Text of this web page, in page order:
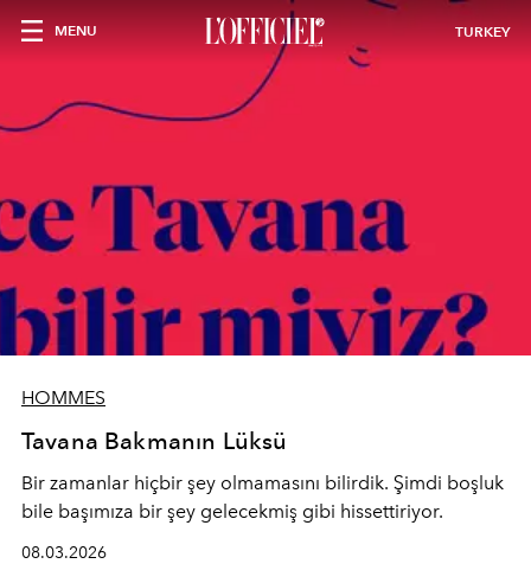
MENU TURKEY
HOMMES
Tavana Bakmanın Lüksü
Bir zamanlar hiçbir şey olmamasını bilirdik. Şimdi boşluk
bile başımıza bir şey gelecekmiş gibi hissettiriyor.
08.03.2026